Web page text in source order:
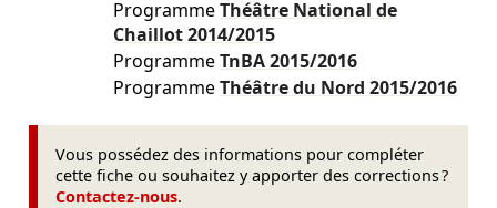
ProgrammeThéâtre National de
Chaillot2014/2015
ProgrammeTnBA2015/2016
ProgrammeThéâtre du Nord 2015/2016
Vous possédez des informations pour compléter
cette fiche ou souhaitez y apporter des corrections ?
Contactez-nous.